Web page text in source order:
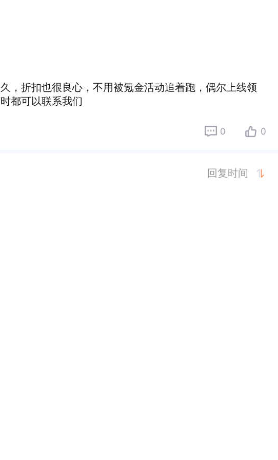
，折扣也很良心，不用被氪金活动追着跑，偶尔上线领
都可以联系我们
0 0
回复时间